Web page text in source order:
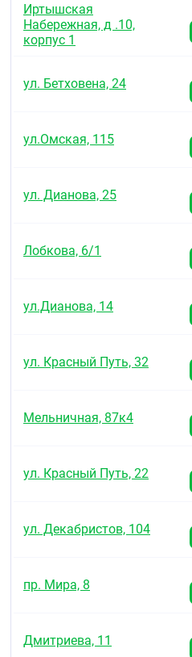
Иртышская
Набережная, д .10,
корпус 1
ул. Бетховена, 24
ул.Омская, 115
ул. Дианова, 25
Лобкова, 6/1
ул.Дианова, 14
ул. Красный Путь, 32
Мельничная, 87к4
ул. Красный Путь, 22
ул. Декабристов, 104
пр. Мира, 8
Дмитриева, 11